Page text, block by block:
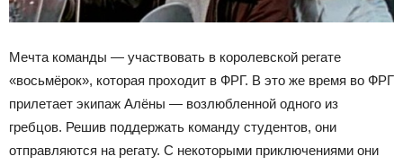
Мечта команды — участвовать в королевской регате
«восьмёрок», которая проходит в ФРГ. В это же время во ФРГ
прилетает экипаж Алёны — возлюбленной одного из
гребцов. Решив поддержать команду студентов, они
отправляются на регату. С некоторыми приключениями они